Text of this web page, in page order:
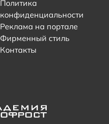
Политика
конфиденциальности
Реклама на портале
Фирменный стиль
Контакты